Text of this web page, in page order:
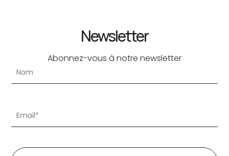
Newsletter
Abonnez-vous à notre newsletter